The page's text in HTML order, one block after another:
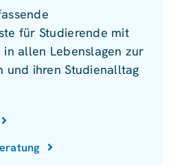
für Studierende mit
allen Lebenslagen zur
und ihren Studienalltag